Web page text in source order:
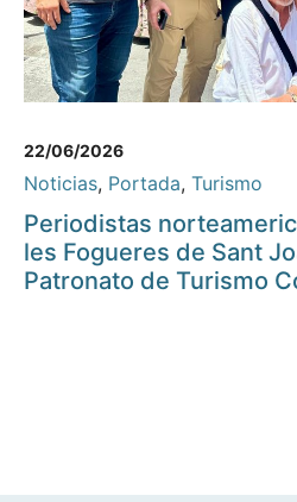
22/06/2026
Noticias, Portada, Turismo
Periodistas
les Fogueres de Sant
Patronato de Turismo